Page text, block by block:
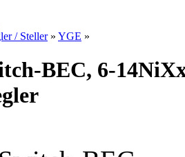
/ Steller» YGE »
BEC, 6-